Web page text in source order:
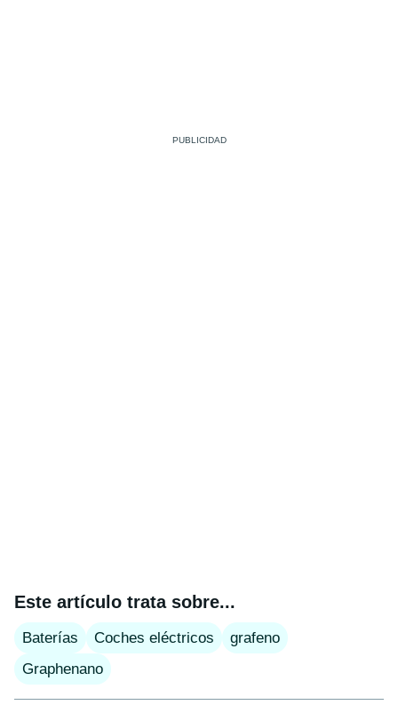
Este artículo trata sobre...
Baterías Coches eléctricos
grafeno
Graphenano